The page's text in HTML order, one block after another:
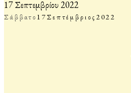
17 Σεπτεμβρίου 2022
Σάββατο 17Σεπτέμβριος2022